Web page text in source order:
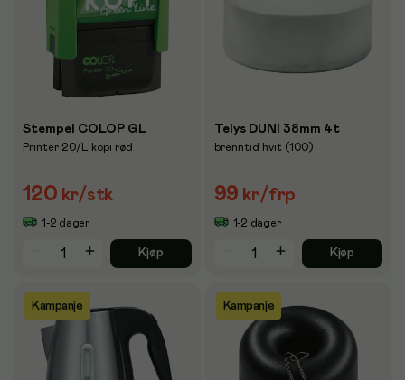
Stempel COLOP GL
Printer 20/L kopi rød
120 kr/stk
1-2 dager
Kjøp
Telys DUNI 38mm 4t
brenntid hvit (100)
99 kr/frp
1-2 dager
Kjøp
Kampanje Kampanje